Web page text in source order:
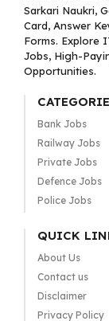
Sarkari Naukri,
Card, Answer
Forms. Explore
Jobs, High-
Opportunities.
Bank Jobs
Railway Jobs
Private Jobs
Defence Jobs
Police Jobs
QUICK
About Us
Contact us
Disclaimer
Privacy Policy